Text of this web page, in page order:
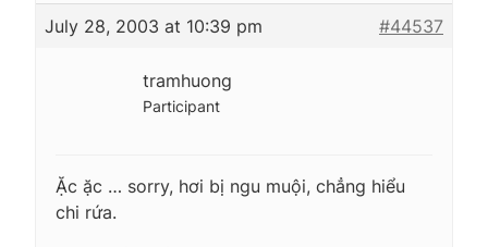
July 28, 2003 at 10:39 pm #44537
tramhuong
Participant
Ặc ặc … sorry, hơi bị ngu muội, chẳng hiểu
chi rứa.